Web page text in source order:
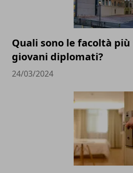
Quali sono le facoltà
giovani diplomati?
24/03/2024